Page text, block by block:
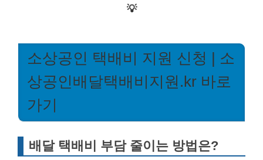
💡
소상공인 택배비 지원 신청 | 소
상공인배달택배비지원.kr 바로
가기
배달 택배비 부담 줄이는 방법은?